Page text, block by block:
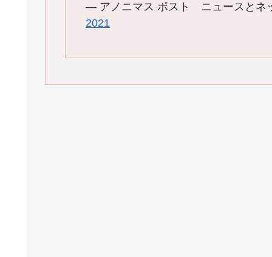
— アノニマス ポスト ニュースとネ
2021